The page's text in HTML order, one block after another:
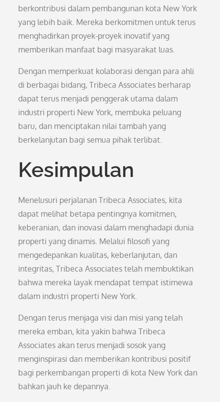
berkontribusi dalam pembangunan kota New York
yang lebih baik. Mereka berkomitmen untuk terus
menghadirkan proyek-proyek inovatif yang
memberikan manfaat bagi masyarakat luas.
Dengan memperkuat kolaborasi dengan para ahli
di berbagai bidang, Tribeca Associates berharap
dapat terus menjadi penggerak utama dalam
industri properti New York, membuka peluang
baru, dan menciptakan nilai tambah yang
berkelanjutan bagi semua pihak terlibat.
Kesimpulan
Menelusuri perjalanan Tribeca Associates, kita
dapat melihat betapa pentingnya komitmen,
keberanian, dan inovasi dalam menghadapi dunia
properti yang dinamis. Melalui filosofi yang
mengedepankan kualitas, keberlanjutan, dan
integritas, Tribeca Associates telah membuktikan
bahwa mereka layak mendapat tempat istimewa
dalam industri properti New York.
Dengan terus menjaga visi dan misi yang telah
mereka emban, kita yakin bahwa Tribeca
Associates akan terus menjadi sosok yang
menginspirasi dan memberikan kontribusi positif
bagi perkembangan properti di kota New York dan
bahkan jauh ke depannya.